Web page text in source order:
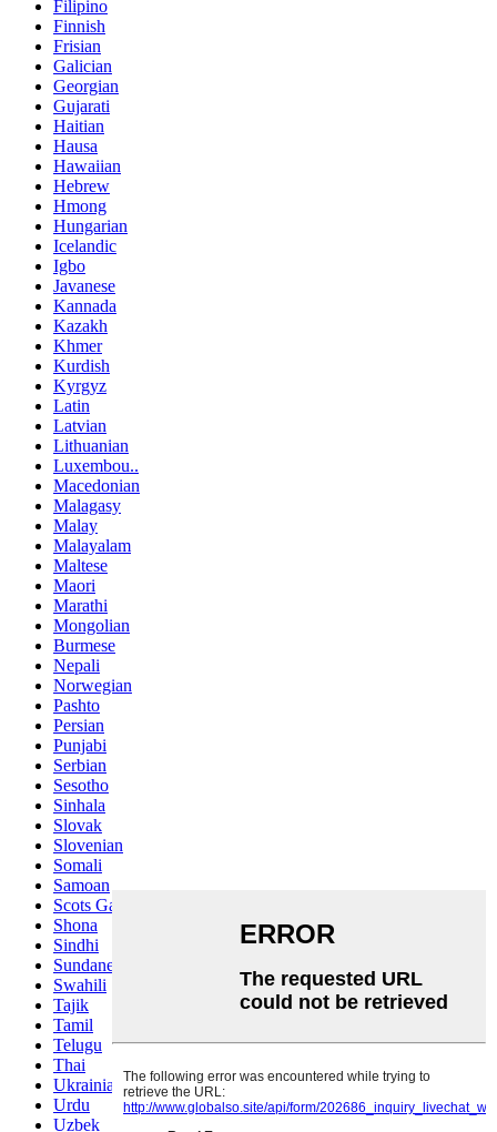
Filipino
Finnish
Frisian
Galician
Georgian
Gujarati
Haitian
Hausa
Hawaiian
Hebrew
Hmong
Hungarian
Icelandic
Igbo
Javanese
Kannada
Kazakh
Khmer
Kurdish
Kyrgyz
Latin
Latvian
Lithuanian
Luxembou..
Macedonian
Malagasy
Malay
Malayalam
Maltese
Maori
Marathi
Mongolian
Burmese
Nepali
Norwegian
Pashto
Persian
Punjabi
Serbian
Sesotho
Sinhala
Slovak
Slovenian
Somali
Samoan
Scots Gaelic
Shona
Sindhi
Sundanese
Swahili
Tajik
Tamil
Telugu
Thai
Ukrainian
Urdu
Uzbek